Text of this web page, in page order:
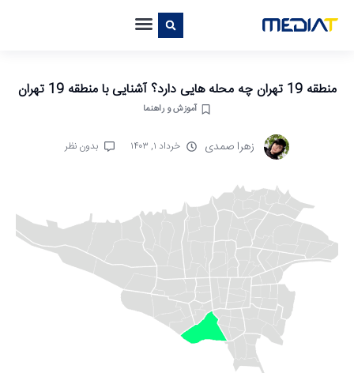
منطقه 19 تهران چه محله هایی دارد؟ آشنایی با منطقه 19 تهران
آموزش و راهنما
زهرا صمدی خرداد ۱, ۱۴۰۳ بدون نظر